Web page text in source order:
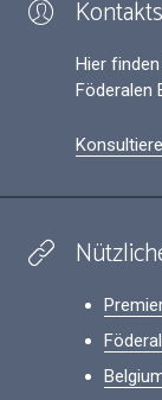
Hier
Föderalen